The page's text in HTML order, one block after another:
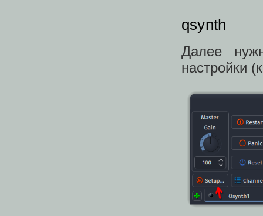
qsynth
Далее
настройки